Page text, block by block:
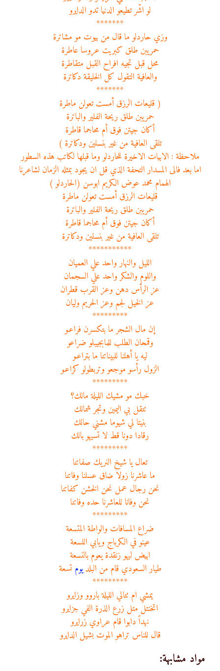
لو اشّر تطيعو الدنيا تدو الدايرو
*******
وزي حاردلو ما قال من بيوت مو مشاترة
حمريبن طلق كبريت عروسا عاطرة
محل قبل تجيه افراح القبل متقاطرة
والعافية التقول كل الخليقة دكاترة
*******
( قليعات الرزق أمست تعولن ماطرة
حمريبن طلق ريحة الفلير والباترة
أكان جيتن فوق أم محاجما قاطرة
تلقى العافية من غير بنسلين ودكاترة )
ملاحظة : الابيات الاخيرة للحاردلو وما قبلها لكاتب هذه السطور
اما بعد فالى المسدار التحفة الذي قل ان يجود بمثله الزمان لشاعرنا
الهمام محمد عوض الكريم ابوسن (الحاردلو )
قليعات الرزق أمست تعولن ماطرة
حمريبن طلق ريحة الفلير والباترة
أكان جيتن فوق أم محاجما قاطرة
تلقى العافية من غير بنسلين ودكاترة
***********
الليل والنهار واحد علي العميان
واللوم والشكر واحد علي السجمان
عز الرأس دهن وعز القرب قطران
عز الخيل لجم وعز الحريم وليان
*********
إن مال الشجر ما بتكسرن فراعـو
وقمحان الطلب للمابجيبلو ضراعو
ليه يا أهلنا للبيناتنا ما بتراعـو
الزول رأسو موجعو وتربطولو كراعـو
*********
خبك مو مشيك الليلة مالك؟
تتقل بي اليمين وتجر شمالك
بنيتا لي شيوما مشني حالك
رقادا دونا قط لا تسيهو بالك
*********
تعال يا شيخ النريك صفاتنا
ما عاشرنا زولا ضاق عسلنا وفاتنا
نحن رجال عمل نحن الخشن كفاتنا
نحن وفانا للعاشرنا حده وفاتنا
*********
ضراع المسافات والواطة المتسعة
عينو في الكرباج ويابي اللسعة
ابيض ليهو زنقدة يعوم بالنسعة
طيار السعودي قام من البلديوم تسعة
*********
يمشي ام تتالي الليلة باروو وزايرو
اتخنتل متل زرع الذرة الفي جزايرو
نهداً دابوا قام عراوي زرايرو
قال للناس تراهو الموت بشيل الدايرو
مواد مشابهة: